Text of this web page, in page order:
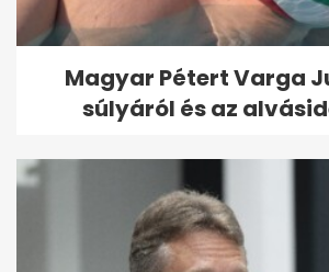
Magyar Pétert Varga
súlyáról és az